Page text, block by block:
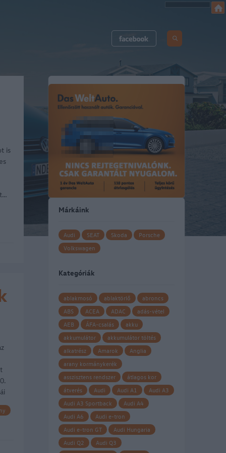
is
Márkáink
Audi SEAT Skoda
Porsche
Volkswagen
Kategóriák
ablakmosó ablaktörlő
abroncs
ABS
ACEA ADAC
adás-vétel
AEB
ÁFA-csalás
akku
akkumulátor
akkumulátor töltés
alkatrész
Amarok
Anglia
arany kormánykerék
asszisztens rendszer
átlagos kor
átverés
Audi Audi A1
Audi A3
Audi A3 Sportback
Audi A4
Audi A6
Audi e-tron
Audi e-tron GT
Audi Hungaria
Audi Q2
Audi Q3